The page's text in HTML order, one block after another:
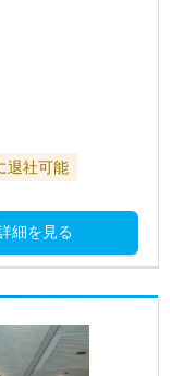
退社可能
細を見る